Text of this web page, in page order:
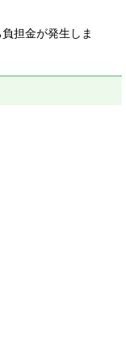
担金が発生しま